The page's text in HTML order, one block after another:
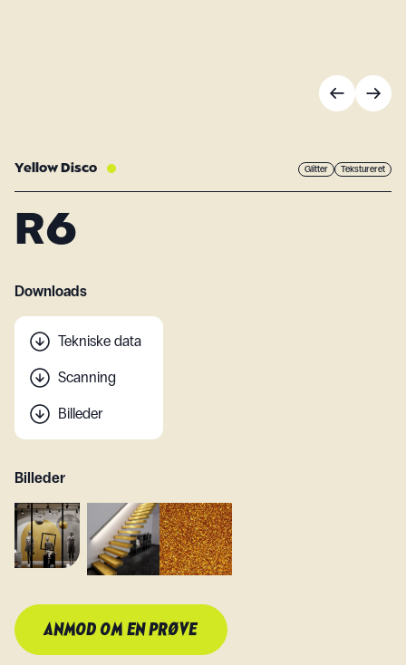
Yellow Disco Glitter Tekstureret
R6
Downloads
Tekniske data
Scanning
Billeder
Billeder
ANMOD OM EN PRØVE